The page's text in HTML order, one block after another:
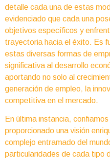
detalle cada una de estas
evidenciado que cada una
objetivos específicos y
trayectoria hacia el éxito. Es
estas diversas formas de
significativa al desarrollo
aportando no solo al
generación de empleo, la
competitiva en el mercado.
En última instancia,
proporcionado una visión
complejo entramado del
particularidades de cada tipo